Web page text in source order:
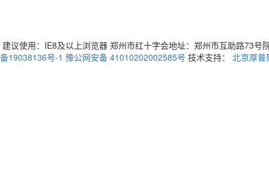
建议使用：IE8及以上浏览器 郑州市红十字会地址：郑州市互助路73号
备19038136号-1 豫公网安备 41010202002585号 技术支持： 北京厚普